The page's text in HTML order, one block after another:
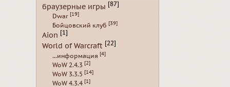
браузерные игры [87]
Dwar [19]
Бойцовский клуб [39]
Aion [1]
World of Warcraft [22]
...информация [4]
WoW 2.4.3 [2]
WoW 3.3.5 [14]
WoW 4.3.4 [1]